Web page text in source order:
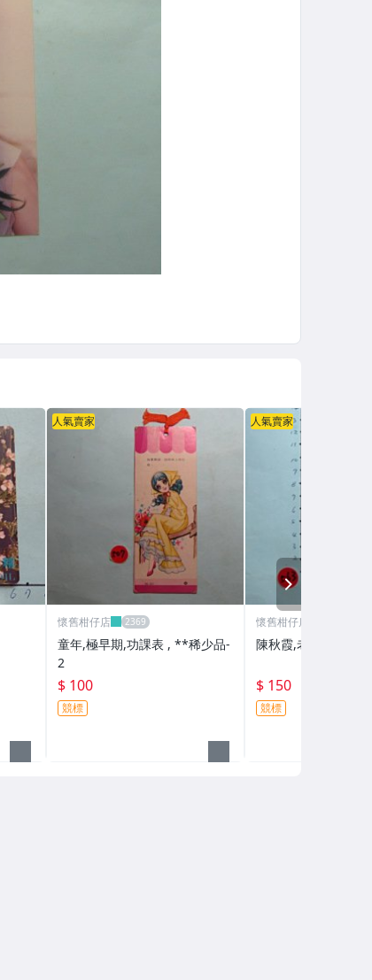
人氣賣家
懷舊柑仔店
童年,極早期,功課表 , **稀少品-
2
$ 100
競標
人氣賣家
懷舊柑仔店
陳秋霞,老明星卡-1
$ 150
競標